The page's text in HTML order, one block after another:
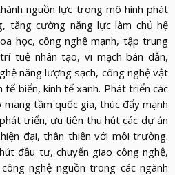
nguồn lực trong mô hình phát
tăng cường năng lực làm chủ hệ
học, công nghệ mạnh, tập trung
tuệ nhân tạo, vi mạch bán dẫn,
năng lượng sạch, công nghệ vật
tế biển, kinh tế xanh. Phát triển các
tầm quốc gia, thúc đẩy mạnh
triển, ưu tiên thu hút các dự án
đại, thân thiện với môi trường.
đầu tư, chuyển giao công nghệ,
nghệ nguồn trong các ngành